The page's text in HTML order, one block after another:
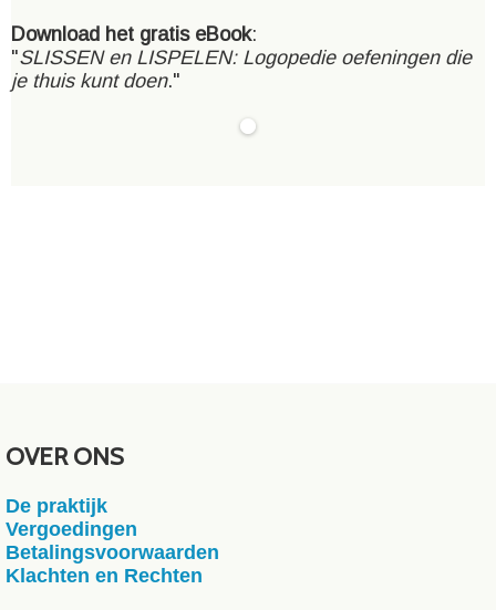
Download het gratis eBook:
"SLISSEN en LISPELEN: Logopedie oefeningen die
je thuis kunt doen."
OVER ONS
De praktijk
Vergoedingen
Betalingsvoorwaarden
Klachten en Rechten